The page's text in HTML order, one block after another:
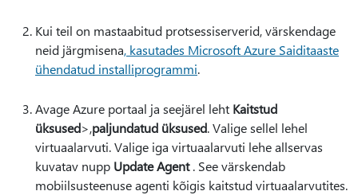
Kui teil on mastaabitud protsessiserverid, värskendage
neid järgmisena, kasutades Microsoft Azure Saiditaaste
ühendatud installiprogrammi.
Avage Azure portaal ja seejärel leht Kaitstud
üksused>,paljundatud üksused. Valige sellel lehel
virtuaalarvuti. Valige iga virtuaalarvuti lehe allservas
kuvatav nupp Update Agent. See värskendab
mobiilsusteenuse agenti kõigis kaitstud virtuaalarvutites.